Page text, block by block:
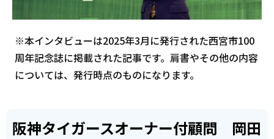
※本インタビューは2025年3月に発行された西宮市100
周年記念誌に掲載された記事です。肩書やその他の内容
については、発行時点のものになります。
阪神タイガースオーナー付顧問 岡田